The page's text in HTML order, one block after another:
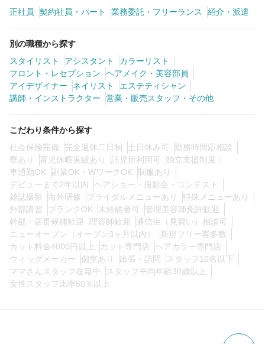
詳細条件
ブランクOK 詳細条件を変更
検索する
正社員
契約社員・パート 業務委託・フリーランス 紹介・派遣
別の職種から探す
スタイリスト
アシスタント
カラーリスト
フロント・レセプション
ヘアメイク・美容部員
アイデザイナー
ネイリスト
エステティシャン
講師・インストラクター
営業・販売スタッフ・その他
こだわり条件から探す
社会保険完備
完全週休二日制 土日休み可
勤務時間応相談
寮あり
育児休暇実績あり 託児所利用可
独立支援制度
車通勤OK
副業OK・WワークOK
制服あり
デビューまで2年以内
ヘアショー・撮影会・コンテスト
雑誌撮影
海外研修 ブライダルメニューあり
特殊メニューあり
外部講習
ブランクOK 未経験者可
管理美容師免許歓迎
幹部・店長候補歓迎
理容師歓迎
通信生（見習い）相談可
ニューオープン（オープン3ヶ月以内）
新規フリー客多数
カット料金4000円以上
カット専門店
ヘアカラー専門店
ウィッグメーカー
個室あり 出張・訪問
スタッフ10名以下
ママさんスタッフ在籍中
スタッフ平均年齢30歳以上
女性スタッフ比率50％以上